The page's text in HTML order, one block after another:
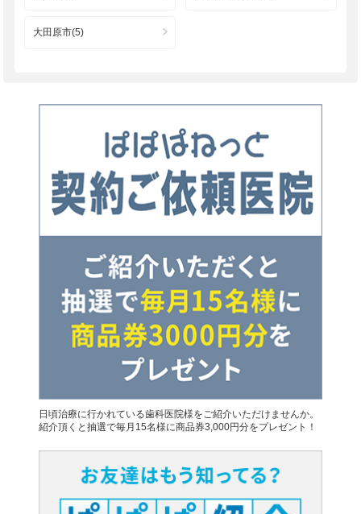
大田原市(5)
日頃治療に行かれている歯科医院様をご紹介いただけませんか。
紹介頂くと抽選で毎月15名様に商品券3,000円分をプレゼント！